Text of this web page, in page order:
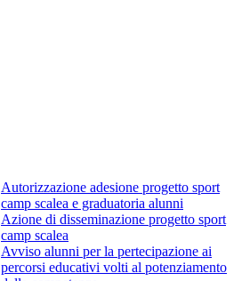
Autorizzazione adesione progetto sport
camp scalea e graduatoria alunni
Azione di disseminazione progetto sport
camp scalea
Avviso alunni per la pertecipazione ai
percorsi educativi volti al potenziamento